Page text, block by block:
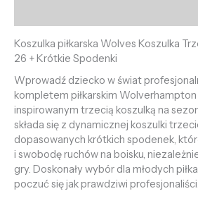
Koszulka piłkarska Wolves Koszulka
26 + Krótkie Spodenki
Wprowadź dziecko w świat
kompletem piłkarskim
inspirowanym trzecią koszulką na
składa się z dynamicznej koszulki
dopasowanych krótkich spodenek,
i swobodę ruchów na boisku,
gry. Doskonały wybór dla młodych
poczuć się jak prawdziwi profesjonaliści.